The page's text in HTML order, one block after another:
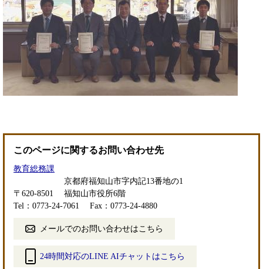
このページに関するお問い合わせ先
教育総務課
〒620-8501
京都府福知山市字内記13番地の1
福知山市役所6階
Tel：0773-24-7061
Fax：0773-24-4880
メールでのお問い合わせはこちら
24時間対応のLINE AIチャットはこちら